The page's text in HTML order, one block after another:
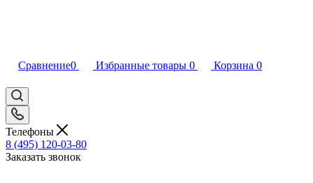
Сравнение0 Избранные товары 0 Корзина 0
Телефоны
8 (495) 120-03-80
Заказать звонок